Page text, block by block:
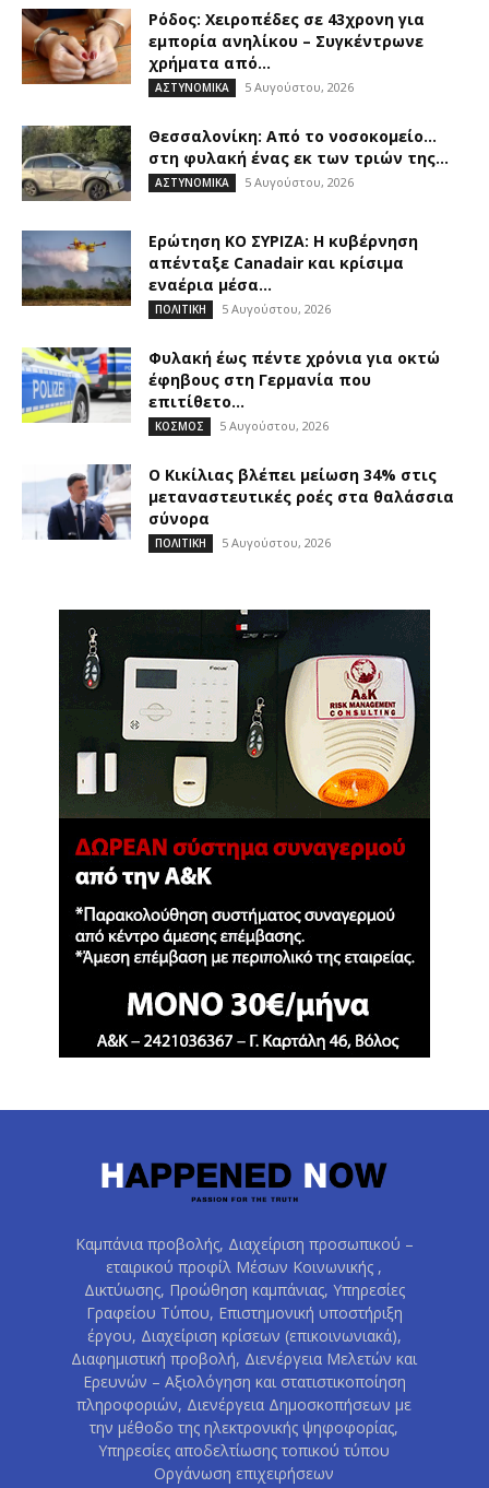
Ρόδος: Χειροπέδες σε 43χρονη για
εμπορία ανηλίκου – Συγκέντρωνε
χρήματα από...
ΑΣΤΥΝΟΜΙΚΑ 5 Αυγούστου, 2026
Θεσσαλονίκη: Από το νοσοκομείο…
στη φυλακή ένας εκ των τριών της...
ΑΣΤΥΝΟΜΙΚΑ 5 Αυγούστου, 2026
Ερώτηση ΚΟ ΣΥΡΙΖΑ: Η κυβέρνηση
απένταξε Canadair και κρίσιμα
εναέρια μέσα...
ΠΟΛΙΤΙΚΗ 5 Αυγούστου, 2026
Φυλακή έως πέντε χρόνια για οκτώ
έφηβους στη Γερμανία που
επιτίθετο...
ΚΟΣΜΟΣ 5 Αυγούστου, 2026
O Κικίλιας βλέπει μείωση 34% στις
μεταναστευτικές ροές στα θαλάσσια
σύνορα
ΠΟΛΙΤΙΚΗ 5 Αυγούστου, 2026
Καμπάνια προβολής, Διαχείριση προσωπικού –
εταιρικού προφίλ Μέσων Κοινωνικής ,
Δικτύωσης, Προώθηση καμπάνιας, Υπηρεσίες
Γραφείου Τύπου, Επιστημονική υποστήριξη
έργου, Διαχείριση κρίσεων (επικοινωνιακά),
Διαφημιστική προβολή, Διενέργεια Μελετών και
Ερευνών – Αξιολόγηση και στατιστικοποίηση
πληροφοριών, Διενέργεια Δημοσκοπήσεων με
την μέθοδο της ηλεκτρονικής ψηφοφορίας,
Υπηρεσίες αποδελτίωσης τοπικού τύπου
Οργάνωση επιχειρήσεων